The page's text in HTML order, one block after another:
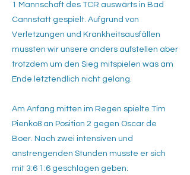
1 Mannschaft des TCR auswärts in Bad
Cannstatt gespielt. Aufgrund von
Verletzungen und Krankheitsausfällen
mussten wir unsere anders aufstellen aber
trotzdem um den Sieg mitspielen was am
Ende letztendlich nicht gelang.
​Am Anfang mitten im Regen spielte Tim
Pienkoß an Position 2 gegen Oscar de
Boer. Nach zwei intensiven und
anstrengenden Stunden musste er sich
mit 3:6 1:6 geschlagen geben.